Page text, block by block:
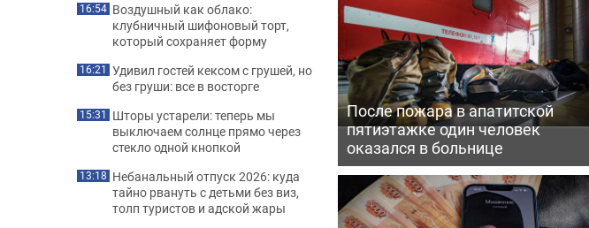
После пожара в апатитской
пятиэтажке один человек
оказался в больнице
16:54 Воздушный как облако:
клубничный шифоновый торт,
который сохраняет форму
16:21 Удивил гостей кексом с грушей, но
без груши: все в восторге
15:31 Шторы устарели: теперь мы
выключаем солнце прямо через
стекло одной кнопкой
13:18 Небанальный отпуск 2026: куда
тайно рвануть с детьми без виз,
толп туристов и адской жары